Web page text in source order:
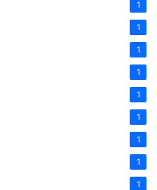
1
1
1
1
1
1
1
1
1